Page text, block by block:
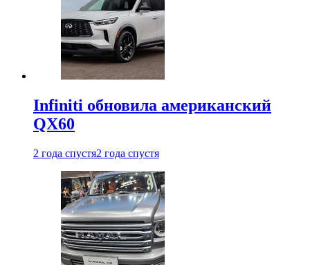
Infiniti обновила американский
QX60
2 года спустя2 года спустя